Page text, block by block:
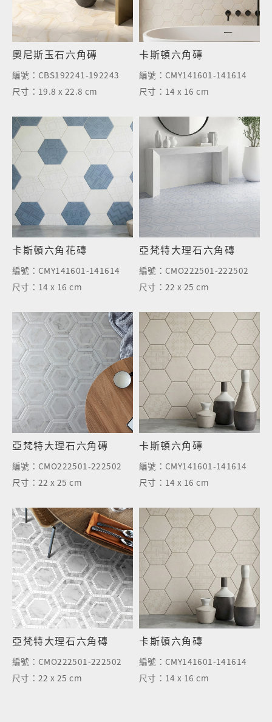
奧尼斯玉石六角磚
編號： CBS192241-192243
尺寸： 19.8 x 22.8 cm
卡斯頓六角磚
編號： CMY141601-141614
尺寸： 14 x 16 cm
卡斯頓六角花磚
編號： CMY141601-141614
尺寸： 14 x 16 cm
亞梵特大理石六角磚
編號： CMO222501-222502
尺寸：22 x 25 cm
亞梵特大理石六角磚
編號： CMO222501-222502
尺寸：22 x 25 cm
卡斯頓六角磚
編號： CMY141601-141614
尺寸： 14 x 16 cm
亞梵特大理石六角磚
編號： CMO222501-222502
尺寸：22 x 25 cm
卡斯頓六角磚
編號： CMY141601-141614
尺寸： 14 x 16 cm